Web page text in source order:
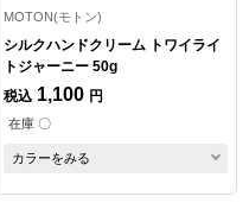
MOTON(モトン)
シルクハンドクリーム トワイライ
トジャーニー 50g
税込 1,100 円
在庫 〇
カラーをみる